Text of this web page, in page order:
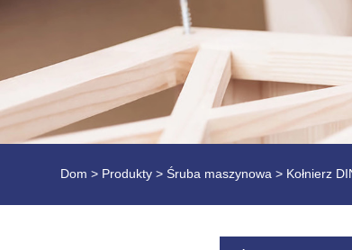
Dom > Produkty >Śruba maszynowa > Kołnierz